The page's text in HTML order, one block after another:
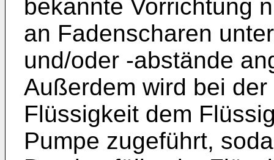
bekannte Vorrichtung
an Fadenscharen
und/oder -abstände
Außerdem wird bei
Flüssigkeit dem
Pumpe zugeführt,